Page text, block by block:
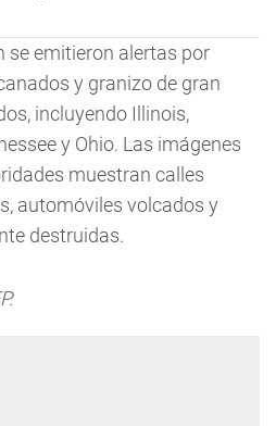
se emitieron alertas por
y granizo de gran
incluyendo Illinois,
y Ohio. Las imágenes
muestran calles
automóviles volcados y
destruidas.